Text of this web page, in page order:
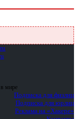
мире
Подписка для физлиц
Подписка для юрлиц
Реклама на «Хакере»